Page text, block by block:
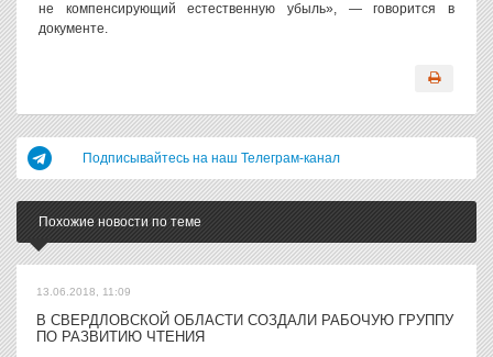
не компенсирующий естественную убыль», — говорится в
документе.
Подписывайтесь на наш Телеграм-канал
Похожие новости по теме
13.06.2018, 11:09
В СВЕРДЛОВСКОЙ ОБЛАСТИ СОЗДАЛИ РАБОЧУЮ ГРУППУ
ПО РАЗВИТИЮ ЧТЕНИЯ